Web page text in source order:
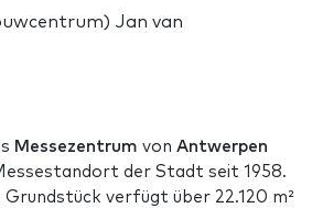
Jan van
Messezentrum von Antwerpen
der Stadt seit 1958.
verfügt über 22.120 m²